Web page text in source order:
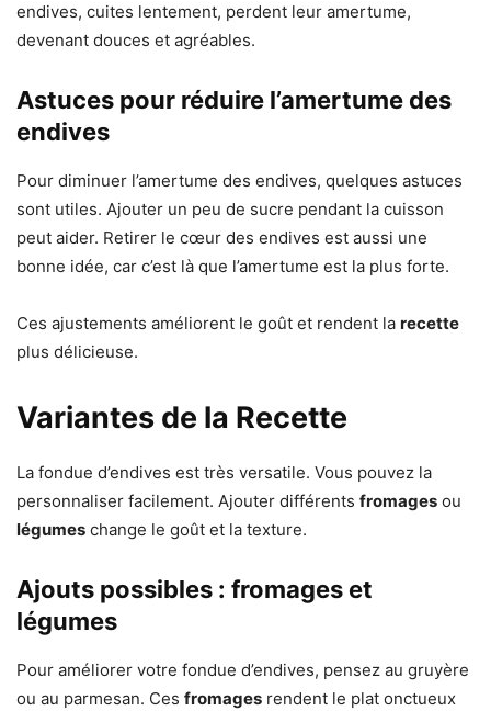
endives, cuites lentement, perdent leur amertume,
devenant douces et agréables.
Astuces pour réduire l’amertume des
endives
Pour diminuer l’amertume des endives, quelques astuces
sont utiles. Ajouter un peu de sucre pendant la cuisson
peut aider. Retirer le cœur des endives est aussi une
bonne idée, car c’est là que l’amertume est la plus forte.
Ces ajustements améliorent le goût et rendent la recette
plus délicieuse.
Variantes de la Recette
La fondue d’endives est très versatile. Vous pouvez la
personnaliser facilement. Ajouter différents fromages ou
légumes change le goût et la texture.
Ajouts possibles : fromages et
légumes
Pour améliorer votre fondue d’endives, pensez au gruyère
ou au parmesan. Ces fromages rendent le plat onctueux